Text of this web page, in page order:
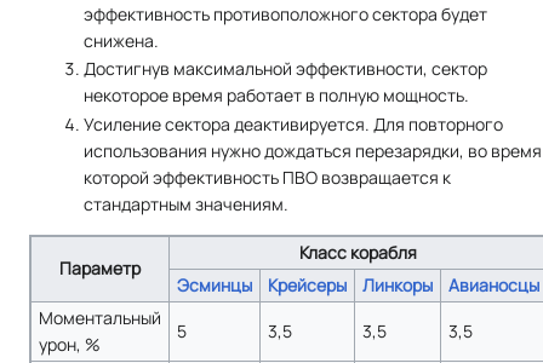
эффективность противоположного сектора будет
снижена.
Достигнув максимальной эффективности, сектор
некоторое время работает в полную мощность.
Усиление сектора деактивируется. Для повторного
использования нужно дождаться перезарядки, во время
которой эффективность ПВО возвращается к
стандартным значениям.
Параметр
Класс корабля
Эсминцы
Крейсеры Линкоры
Авианосцы
Моментальный
урон, %
5 3,5 3,5
3,5